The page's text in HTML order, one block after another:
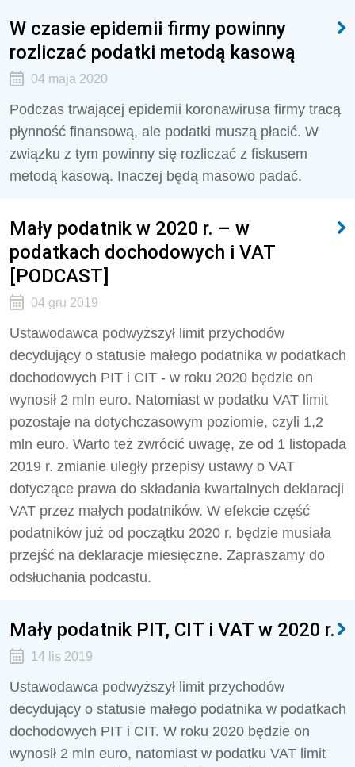
W czasie epidemii firmy powinny
rozliczać podatki metodą kasową
04 maja 2020
Podczas trwającej epidemii koronawirusa firmy tracą
płynność finansową, ale podatki muszą płacić. W
związku z tym powinny się rozliczać z fiskusem
metodą kasową. Inaczej będą masowo padać.
Mały podatnik w 2020 r. – w
podatkach dochodowych i VAT
[PODCAST]
04 gru 2019
Ustawodawca podwyższył limit przychodów
decydujący o statusie małego podatnika w podatkach
dochodowych PIT i CIT - w roku 2020 będzie on
wynosił 2 mln euro. Natomiast w podatku VAT limit
pozostaje na dotychczasowym poziomie, czyli 1,2
mln euro. Warto też zwrócić uwagę, że od 1 listopada
2019 r. zmianie uległy przepisy ustawy o VAT
dotyczące prawa do składania kwartalnych deklaracji
VAT przez małych podatników. W efekcie część
podatników już od początku 2020 r. będzie musiała
przejść na deklaracje miesięczne. Zapraszamy do
odsłuchania podcastu.
Mały podatnik PIT, CIT i VAT w 2020 r.
14 lis 2019
Ustawodawca podwyższył limit przychodów
decydujący o statusie małego podatnika w podatkach
dochodowych PIT i CIT. W roku 2020 będzie on
wynosił 2 mln euro, natomiast w podatku VAT limit